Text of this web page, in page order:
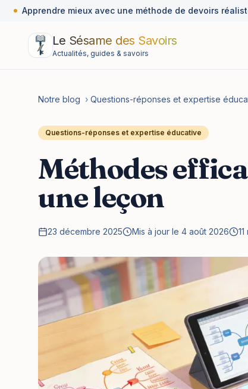
Apprendre mieux avec une méthode de devoirs réaliste
Le Sésame des Savoirs
Actualités, guides & savoirs
Notre blog › Questions-réponses et expertise
Questions-réponses et expertise éducative
Méthodes
une leçon
23 décembre 2025 Mis à jour le 4 août 2026 11